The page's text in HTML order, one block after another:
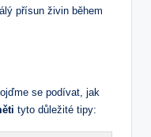
přísun živin ‍během
se podívat, ​jak
tyto důležité tipy: